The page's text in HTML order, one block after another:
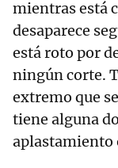
mientras está
desaparece
está roto por
ningún corte.
extremo que
tiene alguna
aplastamiento